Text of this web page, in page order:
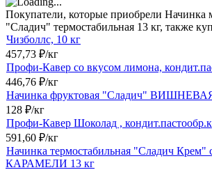
Покупатели, которые приобрели
"Сладич" термостабильная 13 кг, также
Чизболлс, 10 кг
457,73 ₽/кг
Профи-Кавер со вкусом лимона,
446,76 ₽/кг
Начинка фруктовая "Сладич"
128 ₽/кг
Профи-Кавер Шоколад ,
591,60 ₽/кг
Начинка термостабильная "Сладич Крем"
КАРАМЕЛИ 13 кг